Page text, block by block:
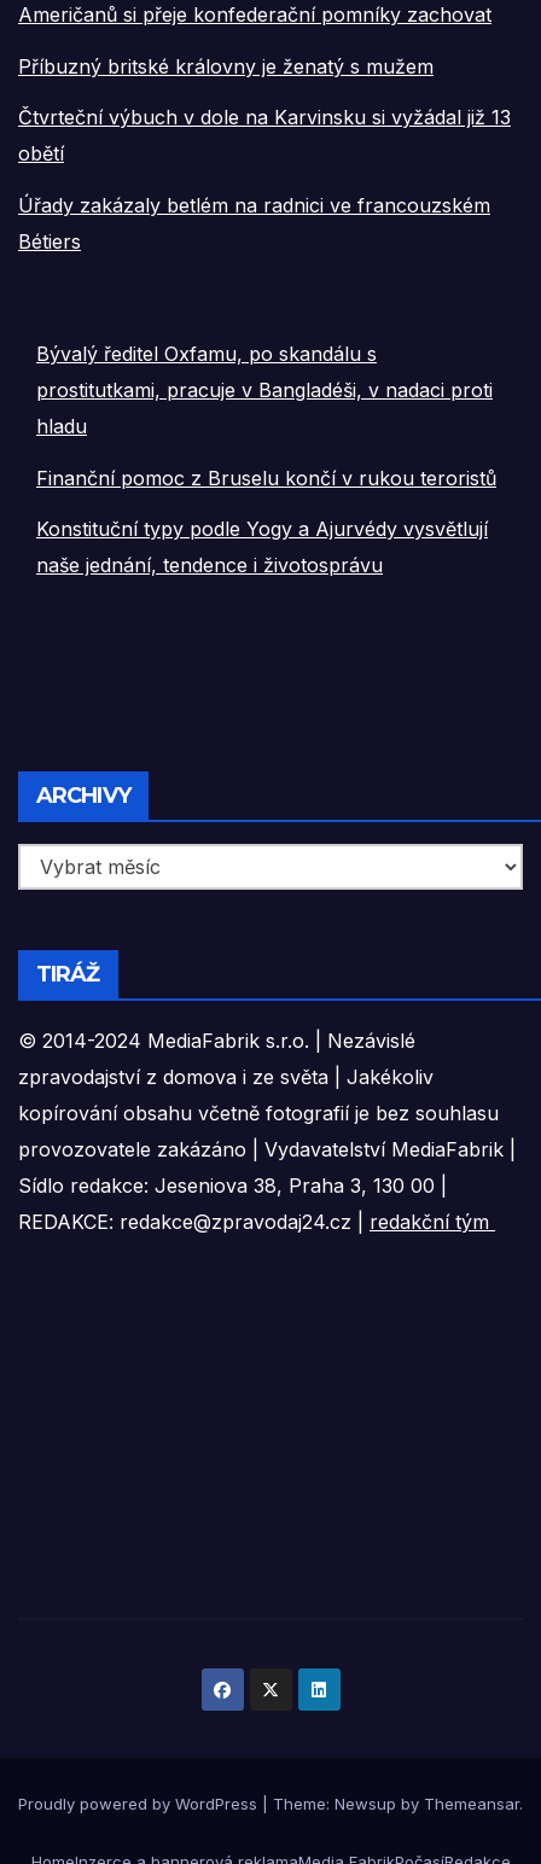
Američanů si přeje konfederační pomníky zachovat
Příbuzný britské královny je ženatý s mužem
Čtvrteční výbuch v dole na Karvinsku si vyžádal již 13
obětí
Úřady zakázaly betlém na radnici ve francouzském
Bétiers
Bývalý ředitel Oxfamu, po skandálu s
prostitutkami, pracuje v Bangladéši, v nadaci proti
hladu
Finanční pomoc z Bruselu končí v rukou teroristů
Konstituční typy podle Yogy a Ajurvédy vysvětlují
naše jednání, tendence i životosprávu
ARCHIVY
TIRÁŽ
© 2014-2024 MediaFabrik s.r.o. | Nezávislé
zpravodajství z domova i ze světa | Jakékoliv
kopírování obsahu včetně fotografií je bez souhlasu
provozovatele zakázáno | Vydavatelství MediaFabrik |
Sídlo redakce: Jeseniova 38, Praha 3, 130 00 |
REDAKCE: redakce@zpravodaj24.cz | redakční tým
Proudly powered by WordPress Theme: Newsup by Themeansar.